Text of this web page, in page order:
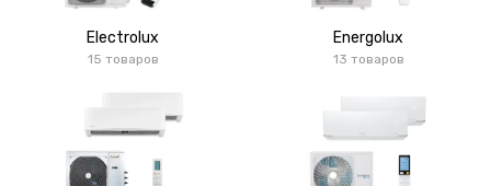
Electrolux
15 товаров
Energolux
13 товаров